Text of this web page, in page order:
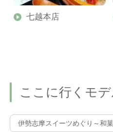
七越本店
ここに行くモ
伊勢志摩スイーツめぐり～和